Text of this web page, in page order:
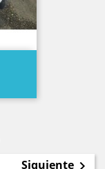
Siguiente